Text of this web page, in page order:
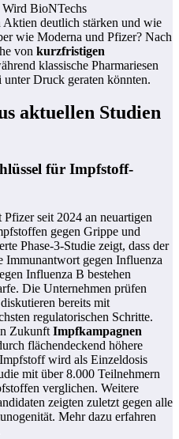
Wird BioNTechs
deutlich stärken und wie
wie Moderna und Pfizer? Nach
von kurzfristigen
klassische Pharmariesen
Druck geraten könnten.
aktuellen Studien
für Impfstoff-
seit 2024 an neuartigen
gegen Grippe und
Phase-3-Studie zeigt, dass der
gegen Influenza
Influenza B bestehen
Die Unternehmen prüfen
bereits mit
regulatorischen Schritte.
Zukunft Impfkampagnen
flächendeckend höhere
wird als Einzeldosis
mit über 8.000 Teilnehmern
verglichen. Weitere
zeigten zuletzt gegen alle
Mehr dazu erfahren